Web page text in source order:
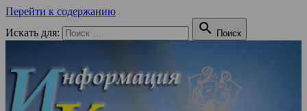
Перейти к содержанию
Искать для:
 Поиск